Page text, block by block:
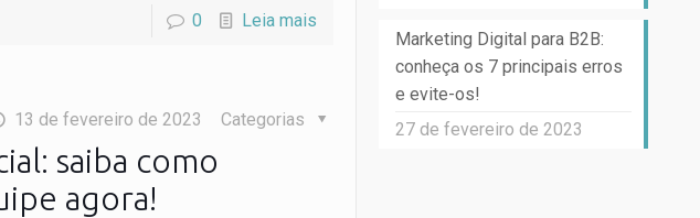
0 Leia mais
13 de fevereiro de 2023 Categorias
saiba como
agora!
Marketing Digital para B2B:
conheça os 7 principais erros
e evite-os!
27 de fevereiro de 2023